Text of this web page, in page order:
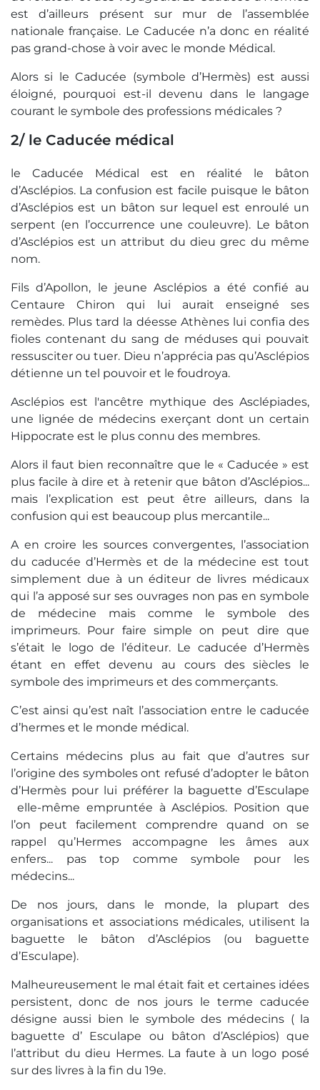
est d’ailleurs présent sur mur de l’assemblée
nationale française. Le Caducée n’a donc en réalité
pas grand-chose à voir avec le monde Médical.
Alors si le Caducée (symbole d’Hermès) est aussi
éloigné, pourquoi est-il devenu dans le langage
courant le symbole des professions médicales ?
2/ le Caducée médical
le Caducée Médical est en réalité le bâton
d’Asclépios. La confusion est facile puisque le bâton
d’Asclépios est un bâton sur lequel est enroulé un
serpent (en l’occurrence une couleuvre). Le bâton
d’Asclépios est un attribut du dieu grec du même
nom.
Fils d’Apollon, le jeune Asclépios a été confié au
Centaure Chiron qui lui aurait enseigné ses
remèdes. Plus tard la déesse Athènes lui confia des
fioles contenant du sang de méduses qui pouvait
ressusciter ou tuer. Dieu n’apprécia pas qu’Asclépios
détienne un tel pouvoir et le foudroya.
Asclépios est l'ancêtre mythique des Asclépiades,
une lignée de médecins exerçant dont un certain
Hippocrate est le plus connu des membres.
Alors il faut bien reconnaître que le « Caducée » est
plus facile à dire et à retenir que bâton d’Asclépios...
mais l’explication est peut être ailleurs, dans la
confusion qui est beaucoup plus mercantile...
A en croire les sources convergentes, l’association
du caducée d’Hermès et de la médecine est tout
simplement due à un éditeur de livres médicaux
qui l’a apposé sur ses ouvrages non pas en symbole
de médecine mais comme le symbole des
imprimeurs. Pour faire simple on peut dire que
s’était le logo de l’éditeur. Le caducée d’Hermès
étant en effet devenu au cours des siècles le
symbole des imprimeurs et des commerçants.
C’est ainsi qu’est naît l’association entre le caducée
d’hermes et le monde médical.
Certains médecins plus au fait que d’autres sur
l’origine des symboles ont refusé d’adopter le bâton
d’Hermès pour lui préférer la baguette d’Esculape
elle-même empruntée à Asclépios. Position que
l’on peut facilement comprendre quand on se
rappel qu’Hermes accompagne les âmes aux
enfers... pas top comme symbole pour les
médecins...
De nos jours, dans le monde, la plupart des
organisations et associations médicales, utilisent la
baguette le bâton d’Asclépios (ou baguette
d’Esculape).
Malheureusement le mal était fait et certaines idées
persistent, donc de nos jours le terme caducée
désigne aussi bien le symbole des médecins ( la
baguette d’ Esculape ou bâton d’Asclépios) que
l’attribut du dieu Hermes. La faute à un logo posé
sur des livres à la fin du 19e.